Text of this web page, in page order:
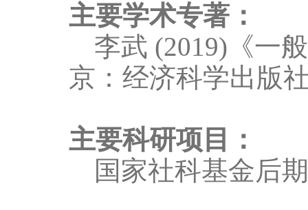
主要学术专著：
李武 (2019)《一
京：经济科学出版
主要科研项目：
国家社科基金后